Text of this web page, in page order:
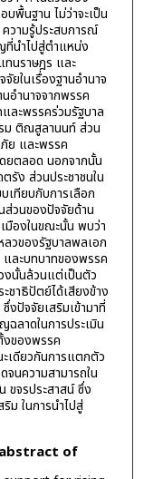
พื้นฐาน ไม่ว่าจะเป็น
วามรู้ประสบการณ์
นำไปสู่ตำแหน่ง
นราษฎร และ
ยในเรื่องฐานอำนาจ
อำนาจจากพรรค
ละพรรคร่วมรัฐบาล
ม ติณสูลานนท์ ส่วน
ย และพรรค
ยตลอด นอกจากนั้น
รัง ส่วนประชาชนใน
เทียบกับการเลือก
วนของปัจจัยด้าน
มืองในขณะนั้น พบว่า
ลวของรัฐบาลพลเอก
ละบทบาทของพรรค
งนั้นล้วนแต่เป็นตัว
ชาธิปัตย์ได้เสียงข้าง
ปัจจัยเสริมเข้ามาที่
ฉลาดในการประเมิน
งของพรรค
เดียวกันการแตกตัว
นความสามารถใน
ขจรประสาสน์ ซึ่ง
ม ในการนำไปสู่
of